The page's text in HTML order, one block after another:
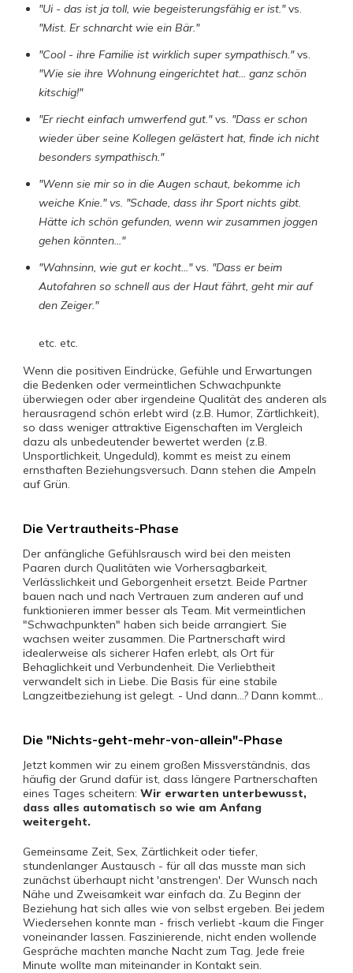
"Ui - das ist ja toll, wie begeisterungsfähig er ist."vs.
"Mist. Er schnarcht wie ein Bär."
"Cool - ihre Familie ist wirklich super sympathisch."vs.
"Wie sie ihre Wohnung eingerichtet hat... ganz schön
kitschig!"
"Er riecht einfach umwerfend gut."vs. "Dass er schon
wieder über seine Kollegen gelästert hat, finde ich nicht
besonders sympathisch."
"Wenn sie mir so in die Augen schaut, bekomme ich
weiche Knie." vs. "Schade, dass ihr Sport nichts gibt.
Hätte ich schön gefunden, wenn wir zusammen joggen
gehen könnten..."
"Wahnsinn, wie gut er kocht..."vs. "Dass er beim
Autofahren so schnell aus der Haut fährt, geht mir auf
den Zeiger."
etc. etc.
Wenn die positiven Eindrücke, Gefühle und Erwartungen
die Bedenken oder vermeintlichen Schwachpunkte
überwiegen oder aber irgendeine Qualität des anderen als
herausragend schön erlebt wird (z.B. Humor, Zärtlichkeit),
so dass weniger attraktive Eigenschaften im Vergleich
dazu als unbedeutender bewertet werden (z.B.
Unsportlichkeit, Ungeduld), kommt es meist zu einem
ernsthaften Beziehungsversuch. Dann stehen die Ampeln
auf Grün.
Die Vertrautheits-Phase
Der anfängliche Gefühlsrausch wird bei den meisten
Paaren durch Qualitäten wie Vorhersagbarkeit,
Verlässlichkeit und Geborgenheit ersetzt. Beide Partner
bauen nach und nach Vertrauen zum anderen auf und
funktionieren immer besser als Team. Mit vermeintlichen
"Schwachpunkten" haben sich beide arrangiert. Sie
wachsen weiter zusammen. Die Partnerschaft wird
idealerweise als sicherer Hafen erlebt, als Ort für
Behaglichkeit und Verbundenheit. Die Verliebtheit
verwandelt sich in Liebe. Die Basis für eine stabile
Langzeitbeziehung ist gelegt. - Und dann...? Dann kommt...
Die "Nichts-geht-mehr-von-allein"-Phase
Jetzt kommen wir zu einem großen Missverständnis, das
häufig der Grund dafür ist, dass längere Partnerschaften
eines Tages scheitern: Wir erwarten unterbewusst,
dass alles automatisch so wie am Anfang
weitergeht.
Gemeinsame Zeit, Sex, Zärtlichkeit oder tiefer,
stundenlanger Austausch - für all das musste man sich
zunächst überhaupt nicht 'anstrengen'. Der Wunsch nach
Nähe und Zweisamkeit war einfach da. Zu Beginn der
Beziehung hat sich alles wie von selbst ergeben. Bei jedem
Wiedersehen konnte man - frisch verliebt -kaum die Finger
voneinander lassen. Faszinierende, nicht enden wollende
Gespräche machten manche Nacht zum Tag. Jede freie
Minute wollte man miteinander in Kontakt sein.